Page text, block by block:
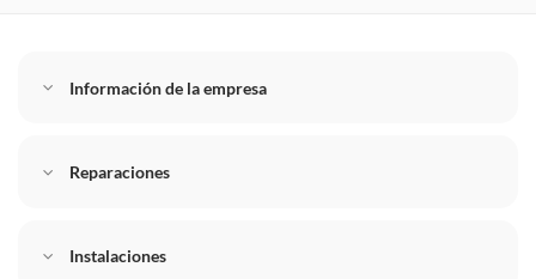
Información de la empresa
Reparaciones
Instalaciones